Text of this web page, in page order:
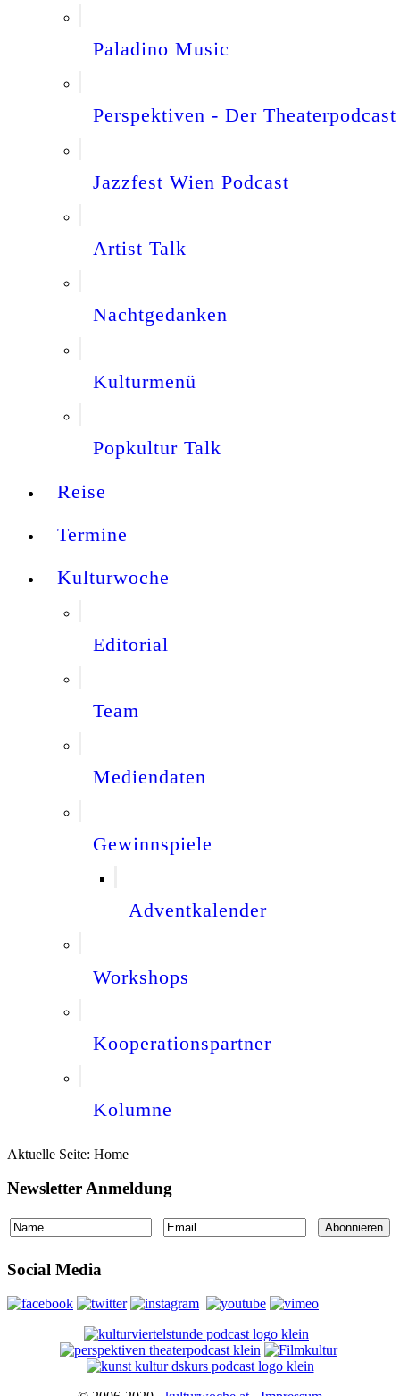
Paladino Music
Perspektiven - Der Theaterpodcast
Jazzfest Wien Podcast
Artist Talk
Nachtgedanken
Kulturmenü
Popkultur Talk
Reise
Termine
Kulturwoche
Editorial
Team
Mediendaten
Gewinnspiele
Adventkalender
Workshops
Kooperationspartner
Kolumne
Aktuelle Seite: Home
Newsletter Anmeldung
Social Media